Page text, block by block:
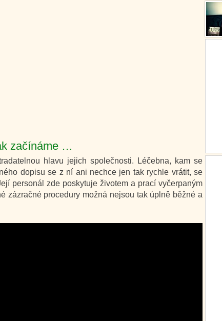
začínáme …
hlavu jejich společnosti. Léčebna, kam se
dopisu se z ní ani nechce jen tak rychle vrátit, se
personál zde poskytuje životem a prací vyčerpaným
zázračné procedury možná nejsou tak úplně běžné a